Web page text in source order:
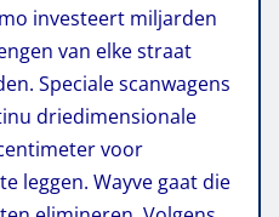
investeert miljarden
van elke straat
Speciale scanwagens
driedimensionale
voor
leggen. Wayve gaat die